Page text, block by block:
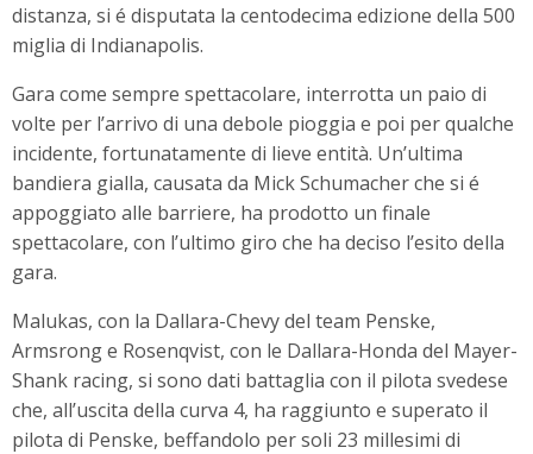
distanza, si é disputata la centodecima edizione della 500
miglia di Indianapolis.
Gara come sempre spettacolare, interrotta un paio di
volte per l’arrivo di una debole pioggia e poi per qualche
incidente, fortunatamente di lieve entità. Un’ultima
bandiera gialla, causata da Mick Schumacher che si é
appoggiato alle barriere, ha prodotto un finale
spettacolare, con l’ultimo giro che ha deciso l’esito della
gara.
Malukas, con la Dallara-Chevy del team Penske,
Armsrong e Rosenqvist, con le Dallara-Honda del Mayer-
Shank racing, si sono dati battaglia con il pilota svedese
che, all’uscita della curva 4, ha raggiunto e superato il
pilota di Penske, beffandolo per soli 23 millesimi di